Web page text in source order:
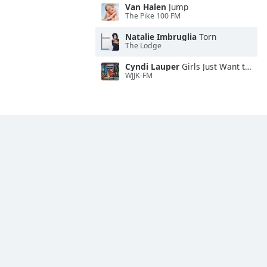
Van Halen Jump
The Pike 100 FM
Natalie Imbruglia Torn
The Lodge
Cyndi Lauper Girls Just Want to Have Fun
WJJK-FM